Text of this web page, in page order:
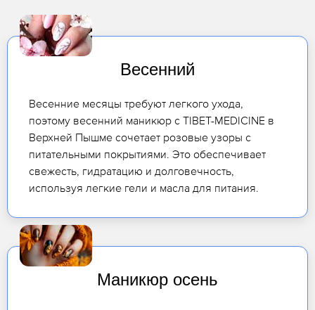
Весенний
Весенние месяцы требуют легкого ухода,
поэтому весенний маникюр с TIBET-MEDICINE в
Верхней Пышме сочетает розовые узоры с
питательными покрытиями. Это обеспечивает
свежесть, гидратацию и долговечность,
используя легкие гели и масла для питания.
Маникюр осень